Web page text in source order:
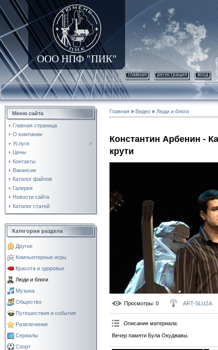
ООО НПФ "ПИК"
главная регистрация вход
Меню сайта
Главная страница
О компании
Услуги
Цены
Контакты
Вакансии
Каталог файлов
Галерея
Новости сайта
Каталог статей
Категории раздела
Другое
Компьютерные игры
Красота и здоровье
Люди и блоги
Музыка
Общество
Путешествия и события
Развлечения
Сериалы
Спорт
Главная » Видео » Люди и блоги
Константин Арбенин -
крути
Просмотры: 0 ART-SLUZA
Описание материала:
Вечер памяти Була Окуджавы.